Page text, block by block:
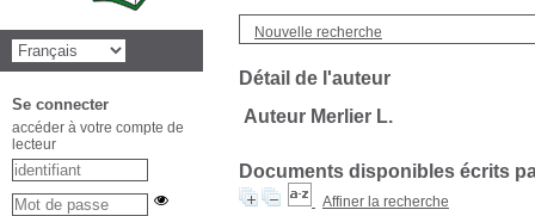
Nouvelle recherche
Détail de l'auteur
Auteur Merlier L.
Documents disponibles écrits
Affiner la recherche
Se connecter
accéder à votre compte de
lecteur